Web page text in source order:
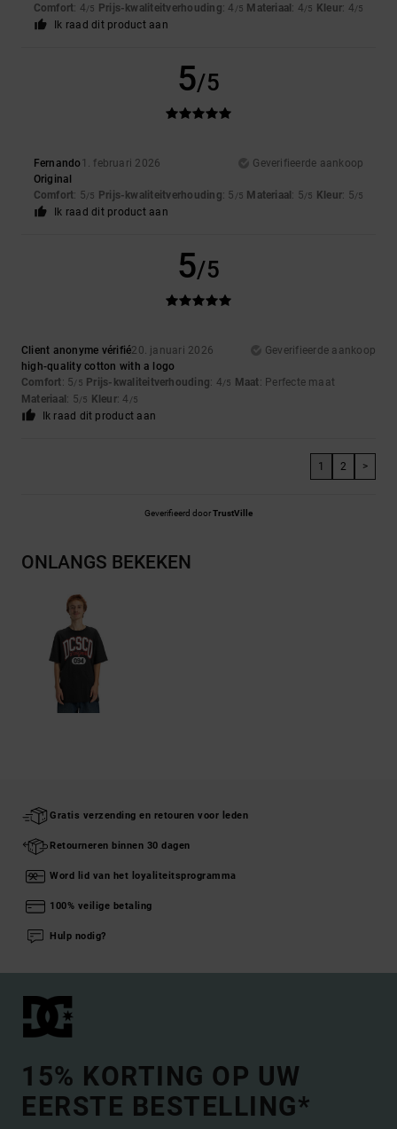
Comfort: 4/5 Prijs-kwaliteitverhouding: 4 /5 Materiaal : 4/5 Kleur: 4/5
Ik raad dit product aan
5/5
Fernando1. februari 2026
Geverifieerde aankoop
Original
Comfort: 5/5 Prijs-kwaliteitverhouding: 5 /5 Materiaal : 5/5 Kleur: 5/5
Ik raad dit product aan
5/5
Client anonyme vérifié20. januari 2026
Geverifieerde aankoop
high-quality cotton with a logo
Comfort: 5/5 Prijs-kwaliteitverhouding: 4/5 Maat: Perfecte maat
Materiaal : 5/5 Kleur: 4 /5
Ik raad dit product aan
1 2 >
Geverifieerd doorTrustVille
ONLANGS BEKEKEN
Gratis verzending en retouren voor leden
Retourneren binnen 30 dagen
Word lid van het loyaliteitsprogramma
100% veilige betaling
Hulp nodig?
15% KORTING OP UW
EERSTE BESTELLING*